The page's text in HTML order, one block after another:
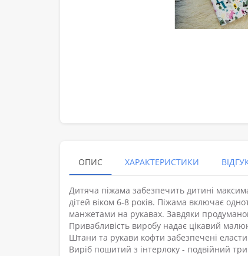
ОПИС ХАРАКТЕРИСТИКИ
Дитяча піжама забезпечить дитині
дітей віком 6-8 років. Піжама включає
манжетами на рукавах. Завдяки
Привабливість виробу надає цікавий
Штани та рукави кофти забезпечені
Виріб пошитий з інтерлоку - подвійний